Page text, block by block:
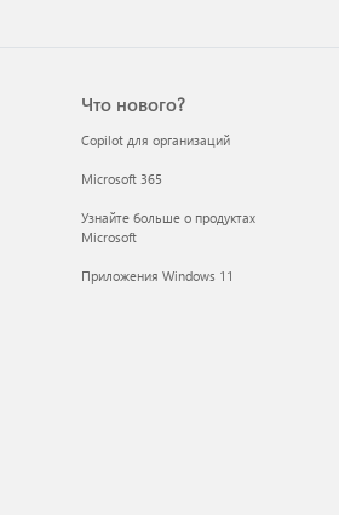
Что нового?
Copilot для организаций
Microsoft 365
Узнайте больше о продуктах
Microsoft
Приложения Windows 11